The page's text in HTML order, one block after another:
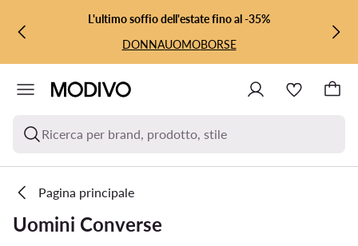
VAI AL CONTENUTO PRINCIPALE
VAI ALLA RICERCAL'ultimo soffio dell'estate fino al -35%
DONNAUOMOBORSE
Ricerca per brand, prodotto, stile
Pagina principale
Uomini Converse